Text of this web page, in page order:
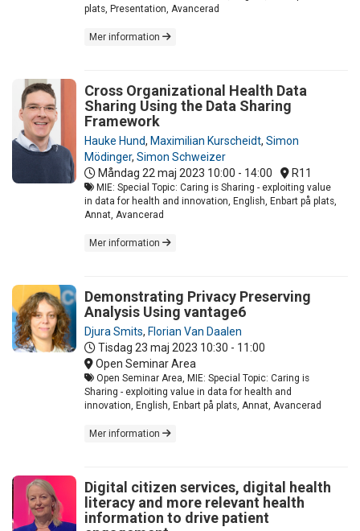
plats, Presentation, Avancerad
Mer information
Cross Organizational Health Data
Sharing Using the Data Sharing
Framework
Hauke Hund, Maximilian Kurscheidt, Simon
Mödinger, Simon Schweizer
Måndag 22 maj 2023 10:00 - 14:00 R11
MIE: Special Topic: Caring is Sharing - exploiting value
in data for health and innovation, English, Enbart på plats,
Annat, Avancerad
Mer information
Demonstrating Privacy Preserving
Analysis Using vantage6
Djura Smits, Florian Van Daalen
Tisdag 23 maj 2023 10:30 - 11:00
Open Seminar Area
Open Seminar Area, MIE: Special Topic: Caring is
Sharing - exploiting value in data for health and
innovation, English, Enbart på plats, Annat, Avancerad
Mer information
Digital citizen services, digital health
literacy and more relevant health
information to drive patient